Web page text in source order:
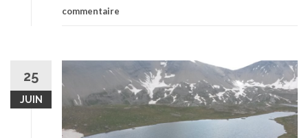
commentaire
25
JUIN